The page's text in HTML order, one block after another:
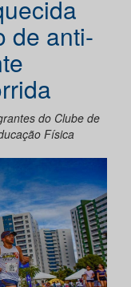
de anti-
do Clube de
Física